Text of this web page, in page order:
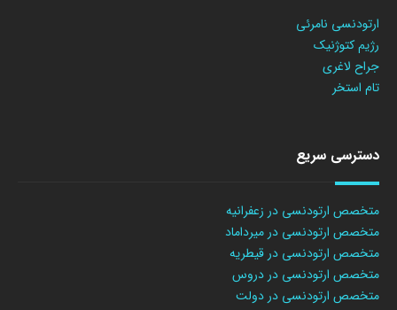
ارتودنسی نامرئی
رژیم کتوژنیک
جراح لاغری
تام استخر
دسترسی سریع
متخصص ارتودنسی در زعفرانیه
متخصص ارتودنسی در میرداماد
متخصص ارتودنسی در قیطریه
متخصص ارتودنسی در دروس
متخصص ارتودنسی در دولت